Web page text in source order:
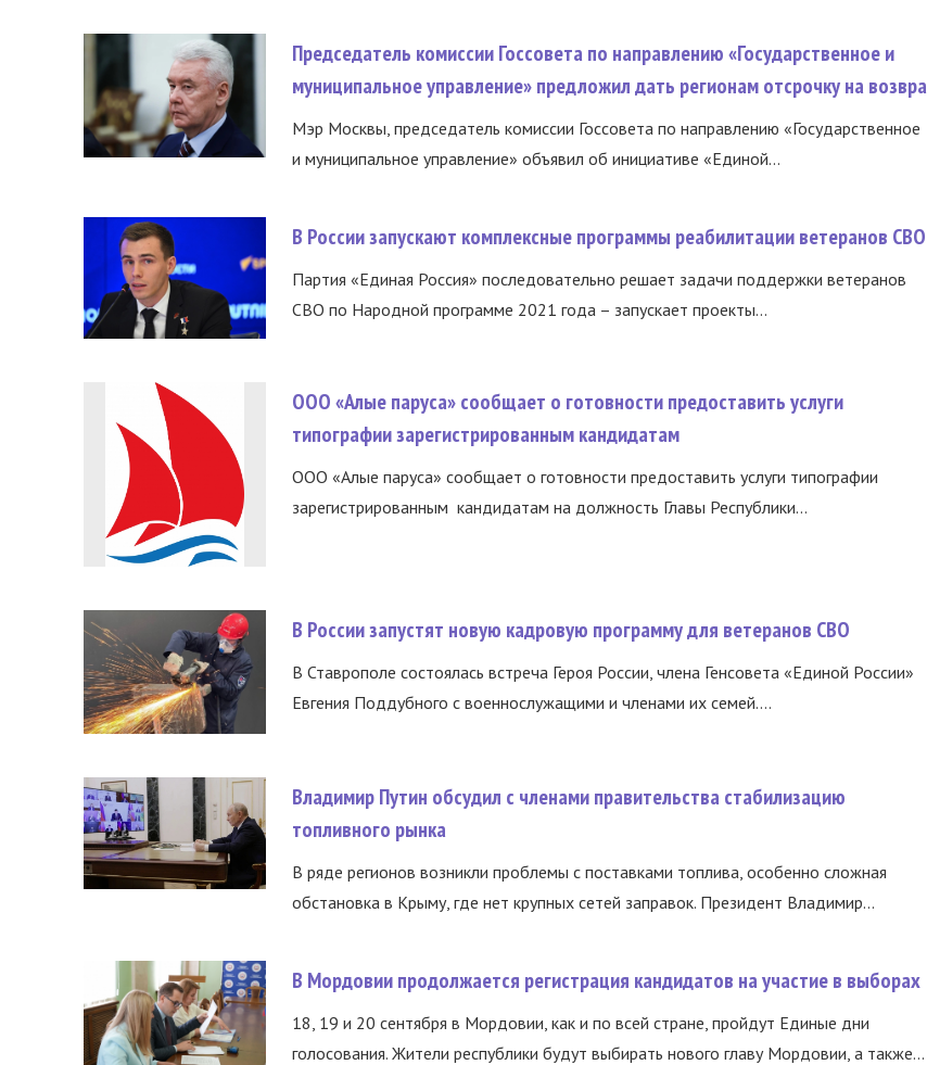
Председатель комиссии Госсовета по направлению «Государственное и
муниципальное управление» предложил дать регионам отсрочку на возвра
Мэр Москвы, председатель комиссии Госсовета по направлению «Государственное
и муниципальное управление» объявил об инициативе «Единой...
В России запускают комплексные программы реабилитации ветеранов СВО
Партия «Единая Россия» последовательно решает задачи поддержки ветеранов
СВО по Народной программе 2021 года – запускает проекты...
ООО «Алые паруса» сообщает о готовности предоставить услуги
типографии зарегистрированным кандидатам
ООО «Алые паруса» сообщает о готовности предоставить услуги типографии
зарегистрированным кандидатам на должность Главы Республики...
В России запустят новую кадровую программу для ветеранов СВО
В Ставрополе состоялась встреча Героя России, члена Генсовета «Единой России»
Евгения Поддубного с военнослужащими и членами их семей....
Владимир Путин обсудил с членами правительства стабилизацию
топливного рынка
В ряде регионов возникли проблемы с поставками топлива, особенно сложная
обстановка в Крыму, где нет крупных сетей заправок. Президент Владимир...
В Мордовии продолжается регистрация кандидатов на участие в выборах
18, 19 и 20 сентября в Мордовии, как и по всей стране, пройдут Единые дни
голосования. Жители республики будут выбирать нового главу Мордовии, а также...